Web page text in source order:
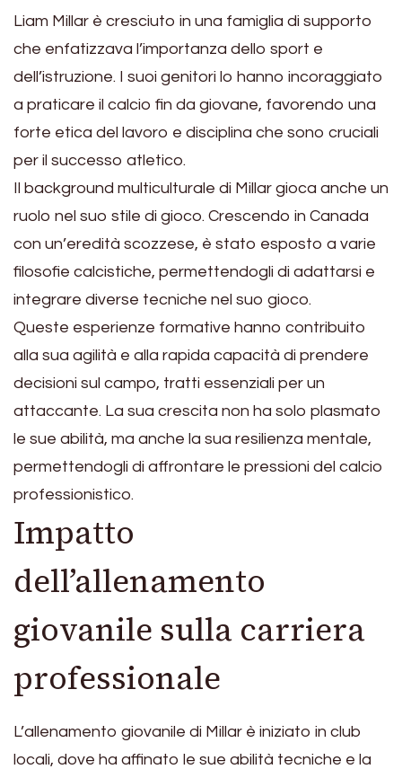
Liam Millar è cresciuto in una famiglia di supporto
che enfatizzava l’importanza dello sport e
dell’istruzione. I suoi genitori lo hanno incoraggiato
a praticare il calcio fin da giovane, favorendo una
forte etica del lavoro e disciplina che sono cruciali
per il successo atletico.
Il background multiculturale di Millar gioca anche un
ruolo nel suo stile di gioco. Crescendo in Canada
con un’eredità scozzese, è stato esposto a varie
filosofie calcistiche, permettendogli di adattarsi e
integrare diverse tecniche nel suo gioco.
Queste esperienze formative hanno contribuito
alla sua agilità e alla rapida capacità di prendere
decisioni sul campo, tratti essenziali per un
attaccante. La sua crescita non ha solo plasmato
le sue abilità, ma anche la sua resilienza mentale,
permettendogli di affrontare le pressioni del calcio
professionistico.
Impatto
dell’allenamento
giovanile sulla carriera
professionale
L’allenamento giovanile di Millar è iniziato in club
locali, dove ha affinato le sue abilità tecniche e la